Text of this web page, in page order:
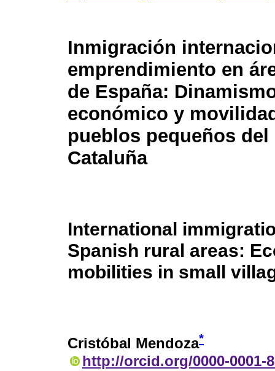
Inmigración
emprendimiento en
de España:
económico y
pueblos pequeños del
Cataluña
International
Spanish rural areas:
mobilities in small
Cristóbal Mendoza*
http://orcid.org/0000-0001-